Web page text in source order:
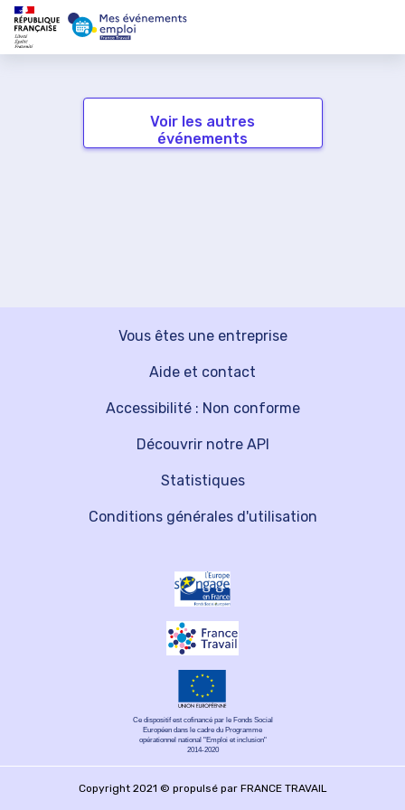
Voir les autres
événements
Vous êtes une entreprise
Découvrir notre API
Aide et contact
Statistiques
Accessibilité : Non conforme
Conditions générales d'utilisation
Ce dispositif est cofinancé par le Fonds Social
Européen dans le cadre du Programme
opérationnel national "Emploi et inclusion"
2014-2020
Copyright 2021 © propulsé par FRANCE TRAVAIL